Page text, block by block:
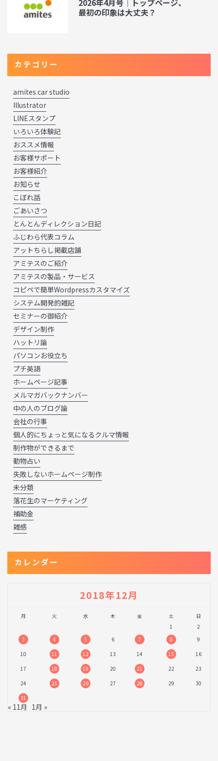
2026年4月号｜トップページ、
最初の印象は大丈夫？
カテゴリー
amites car studio
Illustrator
LINEスタンプ
いろいろ体験記
おススメ情報
お客様サポート
お客様紹介
お知らせ
こぼれ話
ごあいさつ
とんとんディレクション日記
ふじわら代表コラム
アットちらし掲載店舗
アミテスのご紹介
アミテスの製品・サービス
コピペで簡単Wordpressカスタマイズ
システム開発的雑記
セミナーの御紹介
デザイン制作
ハットリ論
パソコンお役立ち
プチ英語
ホームページ記事
メルマガバックナンバー
中の人のブログ論
会社の行事
個人的にちょっと気になるクルマ情報
制作物ができるまで
動物占い
失敗しないホームページ制作
未分類
落花生のマーケティング
補助金
雑感
カレンダー
2018年12月
月 火 水 木 金 土
日
1
2
3
4 5 6 7 8
9
10
11 12 13 14 15
16
17
18 19 20 21 22
23
24
25 26 27 28 29
30
31
« 11月 1月 »